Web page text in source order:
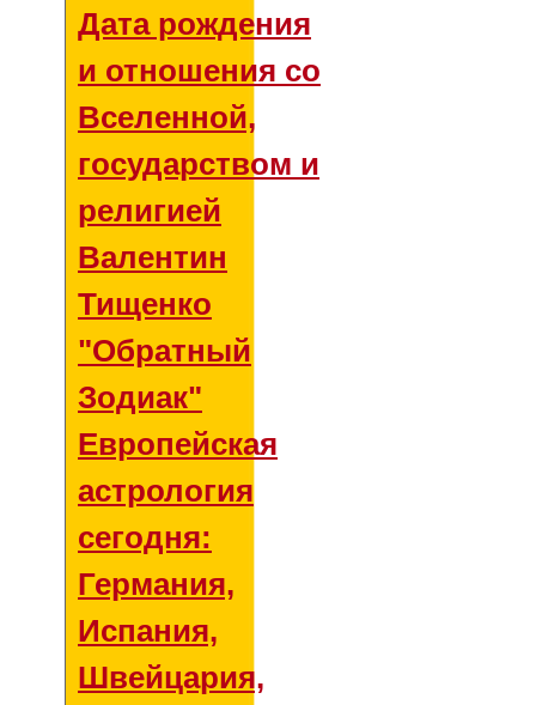
Дата рождения
и отношения со
Вселенной,
государством и
религией
Валентин
Тищенко
"Обратный
Зодиак"
Европейская
астрология
сегодня:
Германия,
Испания,
Швейцария,